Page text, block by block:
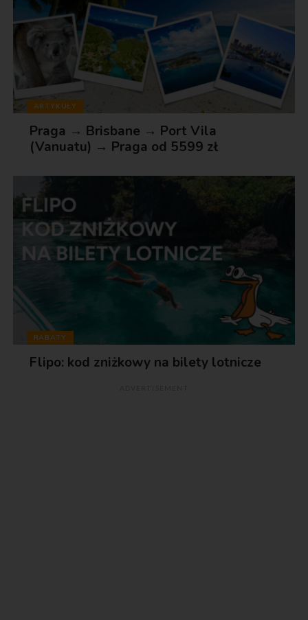
ARTYKUŁY
Praga → Brisbane → Port Vila
(Vanuatu) → Praga od 5599 zł
RABATY
Flipo: kod zniżkowy na bilety lotnicze